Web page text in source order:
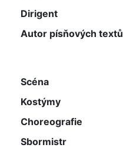
Dirigent
Autor písňových textů
Scéna
Kostýmy
Choreografie
Sbormistr